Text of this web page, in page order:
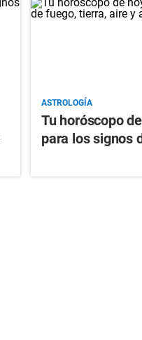
ASTROLOGÍA
Tu horóscopo
para los signos